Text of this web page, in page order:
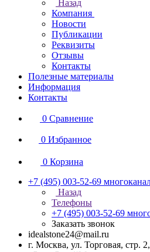
Назад
Компания
Новости
Публикации
Реквизиты
Отзывы
Контакты
Полезные материалы
Информация
Контакты
0 Сравнение
0 Избранное
0 Корзина
+7 (495) 003-52-69
Назад
Телефоны
+7 (495) 003-52-69
Заказать звонок
idealstone24@mail.ru
г. Москва, ул. Торговая, стр.